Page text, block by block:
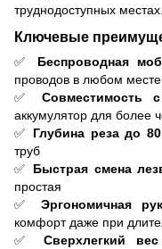
труднодоступных местах.
Ключевые
✅ Беспроводная
проводов в любом месте
✅Совместимость
аккумулятор для более
✅ Глубина реза до
труб
✅ Быстрая смена
простая
✅ Эргономичная
комфорт даже при
✅ Сверхлегкий